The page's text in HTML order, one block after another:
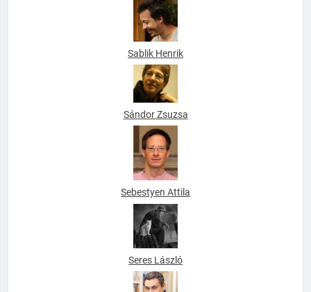
Sablik Henrik
Sándor Zsuzsa
Sebestyen Attila
Seres László